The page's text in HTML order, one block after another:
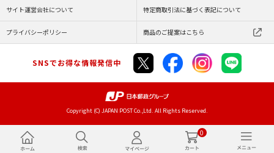
0
サイト運営会社について 特定商取引法に基づく表記について
プライバシーポリシー 商品のご提案はこちら
SNSでお得な情報発信中
Copyright (C) JAPAN POST Co.,Ltd. All Rights Reserved.